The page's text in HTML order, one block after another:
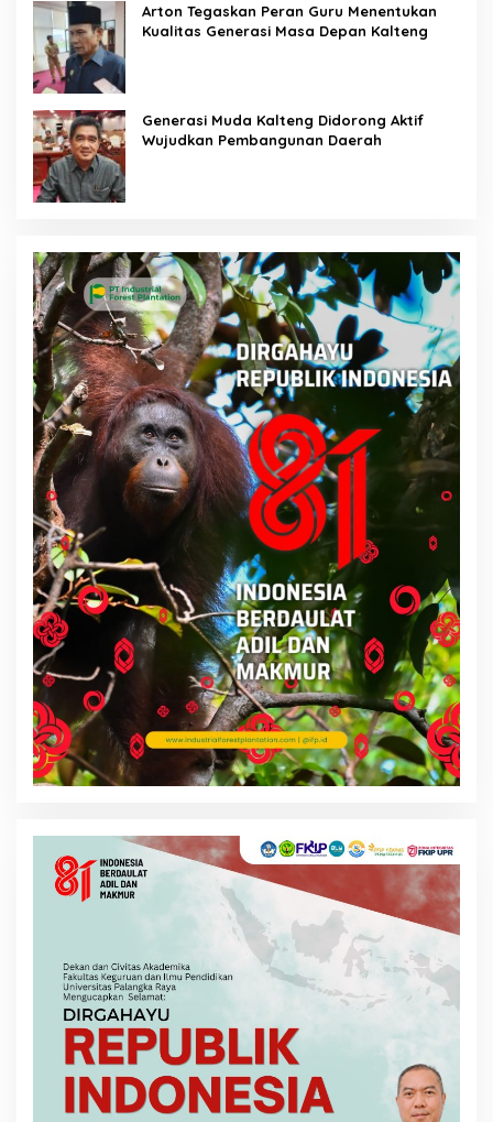
Arton Tegaskan Peran Guru Menentukan
Kualitas Generasi Masa Depan Kalteng
Generasi Muda Kalteng Didorong Aktif
Wujudkan Pembangunan Daerah